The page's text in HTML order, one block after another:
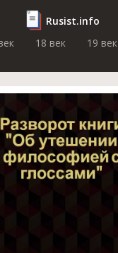
Rusist.info
18 век 19 век